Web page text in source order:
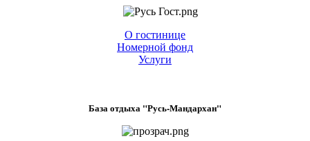
О гостинице
Номерной фонд
Услуги
База отдыха "Русь-Мандархан"